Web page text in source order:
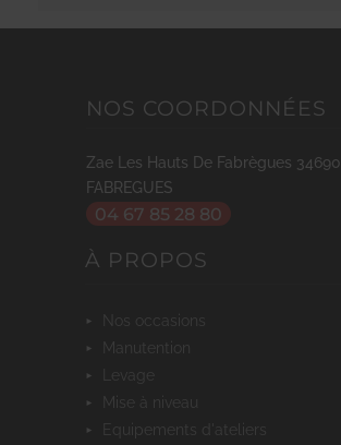
NOS COORDONNÉES
Zae Les Hauts De Fabrègues 34690
FABREGUES
04 67 85 28 80
À PROPOS
nos occasions
manutention
mise à niveau
equipements d'ateliers